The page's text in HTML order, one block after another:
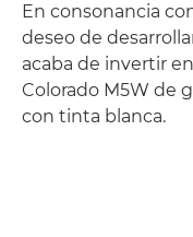
En consonancia
deseo de
acaba de invertir
Colorado M5W de
con tinta blanca.